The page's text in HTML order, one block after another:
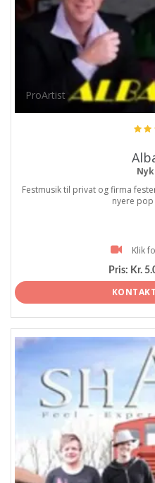
ProArtist
Festmusik til privat og firma
nyere
Klik
Pris: Kr.